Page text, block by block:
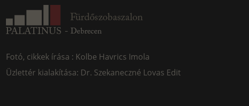
Fotó, cikkek írása : Kolbe Havrics Imola
Üzlettér kialakítása: Dr. Szekaneczné Lovas Edit